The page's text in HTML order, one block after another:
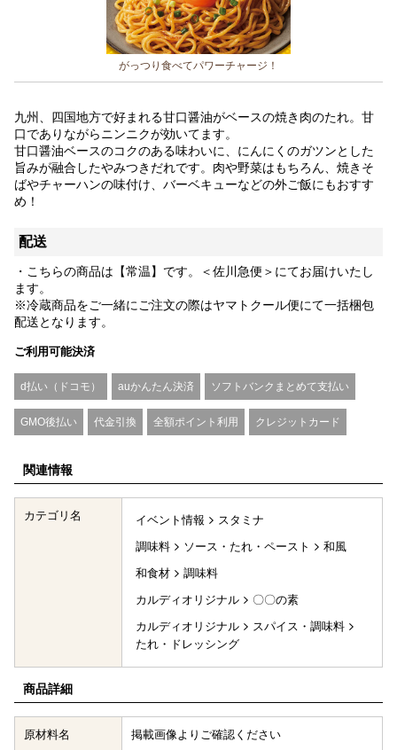
がっつり食べてパワーチャージ！
九州、四国地方で好まれる甘口醤油がベースの焼き肉のたれ。甘
口でありながらニンニクが効いてます。
甘口醤油ベースのコクのある味わいに、にんにくのガツンとした
旨みが融合したやみつきだれです。肉や野菜はもちろん、焼きそ
ばやチャーハンの味付け、バーベキューなどの外ご飯にもおすす
め！
配送
・こちらの商品は【常温】です。＜佐川急便＞にてお届けいたし
ます。
※冷蔵商品をご一緒にご注文の際はヤマトクール便にて一括梱包
配送となります。
ご利用可能決済
d払い（ドコモ） auかんたん決済 ソフトバンクまとめて支払い
GMO後払い 代金引換 全額ポイント利用 クレジットカード
関連情報
カテゴリ名 イベント情報
スタミナ
調味料
ソース・たれ・ペースト
和風
和食材
調味料
カルディオリジナル
〇〇の素
カルディオリジナル
スパイス・調味料
たれ・ドレッシング
商品詳細
原材料名 掲載画像よりご確認ください